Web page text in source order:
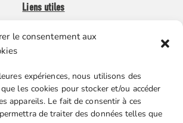
le consentement aux
expériences, nous utilisons des
les cookies pour stocker et/ou accéder
appareils. Le fait de consentir à ces
de traiter des données telles que
Liens utiles
Boutique en ligne
Nos partenaires
Gestion des cookies